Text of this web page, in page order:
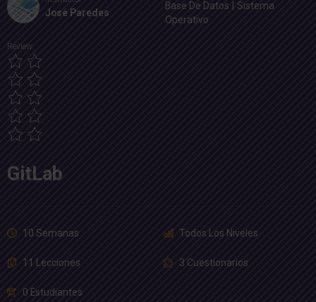
José Paredes
Base De Datos
Sistema
Operativo
Review
GitLab
10 Semanas Todos Los Niveles
11 Lecciones 3 Cuestionarios
0 Estudiantes